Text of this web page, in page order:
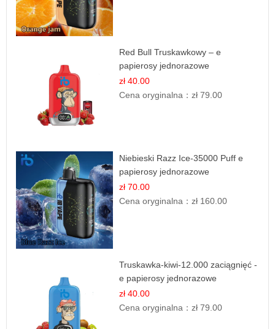
Red Bull Truskawkowy – e
papierosy jednorazowe
zł 40.00
Cena oryginalna：zł 79.00
Niebieski Razz Ice-35000 Puff e
papierosy jednorazowe
zł 70.00
Cena oryginalna：zł 160.00
Truskawka-kiwi-12.000 zaciągnięć -
e papierosy jednorazowe
zł 40.00
Cena oryginalna：zł 79.00